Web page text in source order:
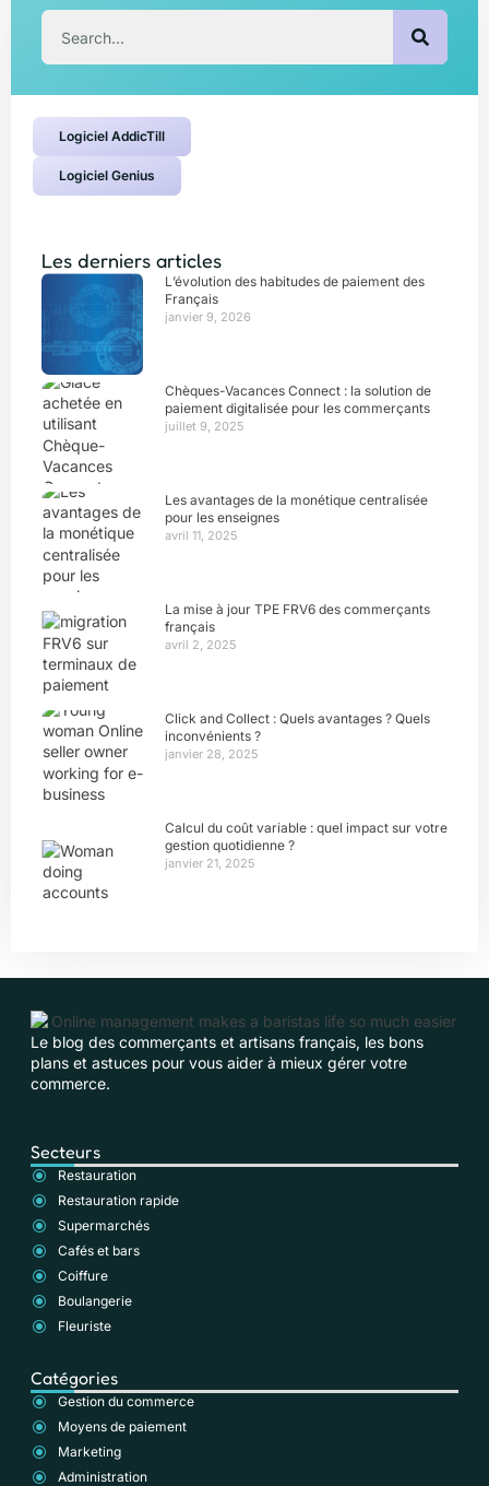
Logiciel AddicTill
Logiciel Genius
Les derniers articles
L’évolution des habitudes de paiement des
Français
janvier 9, 2026
Chèques-Vacances Connect : la solution de
paiement digitalisée pour les commerçants
juillet 9, 2025
Les avantages de la monétique centralisée
pour les enseignes
avril 11, 2025
La mise à jour TPE FRV6 des commerçants
français
avril 2, 2025
Click and Collect : Quels avantages ? Quels
inconvénients ?
janvier 28, 2025
Calcul du coût variable : quel impact sur votre
gestion quotidienne ?
janvier 21, 2025
Le blog des commerçants et artisans français, les bons
plans et astuces pour vous aider à mieux gérer votre
commerce.
Secteurs
Restauration
Restauration rapide
Supermarchés
Cafés et bars
Coiffure
Boulangerie
Fleuriste
Catégories
Gestion du commerce
Moyens de paiement
Marketing
Administration